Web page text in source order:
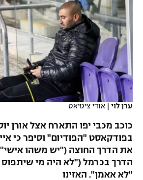
VOD
רץ ברשת
לוח שידורים
גביע המדינה
נבחרת ישראל
מכבי חיפה
בית"ר ירושלים
מכבי תל אביב
הפועל תל אביב
הפועל חיפה
הפועל באר שבע
ליגה גרמנית
ליגה ספרדית
ליגה איטלקית
ליגה צרפתית
ליגה הולנדית
ליגה טורקית
ליגה סינית
ליגה לאומית
כדורסל נשים
מכבי תל אביב
הפועל חולון
הפועל ירושלים
דני אבדיה
NBA
יורוליג
יורוקאפ
ענפים נוספים
טניס
כדוריד
כדורעף
ג'ודו
אגרוף
ערן לוי | אודי ציטיאט
כוכב מכבי יפו התארח אצל אורן
בפודקאסט "הפודיום" וסיפר כי
את הדרך החוצה ("יש משהו
הדרך בכרמל ("לא היה מי שיתפוס
"לא אאמן". האזינו